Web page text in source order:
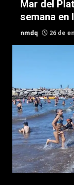
Mar del
semana en
nmdq 26 de